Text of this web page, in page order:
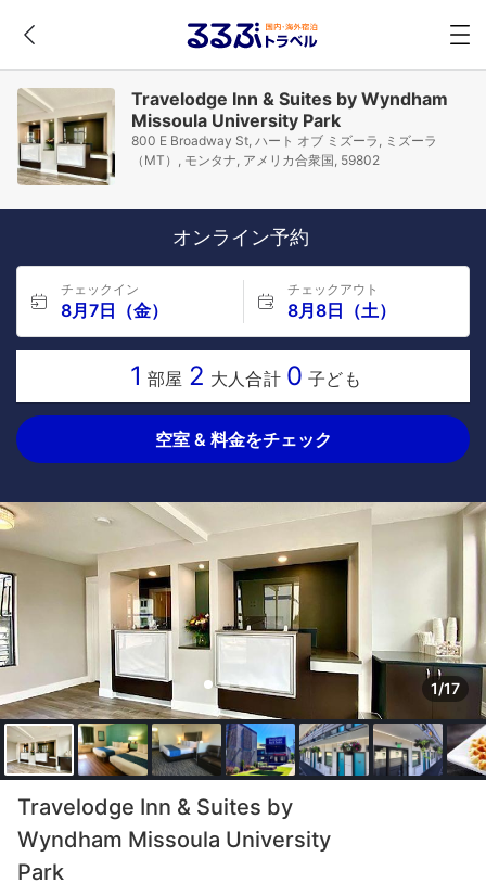
Travelodge Inn & Suites by Wyndham
Missoula University Park
800 E Broadway St, ハート オブ ミズーラ, ミズーラ
（MT）, モンタナ, アメリカ合衆国, 59802
オンライン予約
チェックイン
8月7日（金）
チェックアウト
8月8日（土）
1 部屋 2 大人合計 0 子ども
空室 & 料金をチェック
1/17
Travelodge Inn & Suites by
Wyndham Missoula University
Park
星評価 2つ星